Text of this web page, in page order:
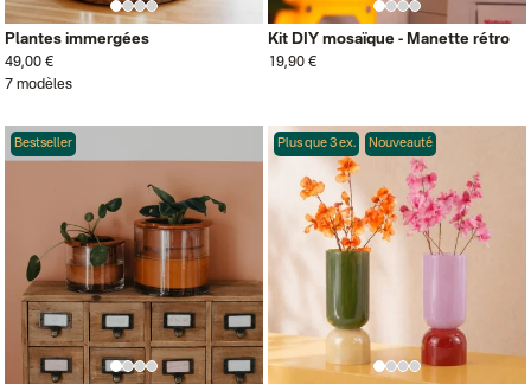
Plantes immergées
49,00 €
7 modèles
Kit DIY mosaïque - Manette rétro
19,90 €
Bestseller Plus que 3 ex. Nouveauté